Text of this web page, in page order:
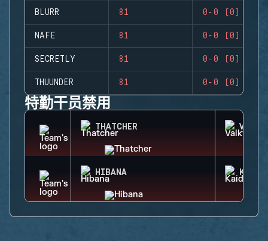
BLURR 81 0-0 (0)
NAFE 81 0-0 (0)
SECRETLY 81 0-0 (0)
THUUNDER 81 0-0 (0)
特勤干员禁用
THATCHER
HIBANA KAID